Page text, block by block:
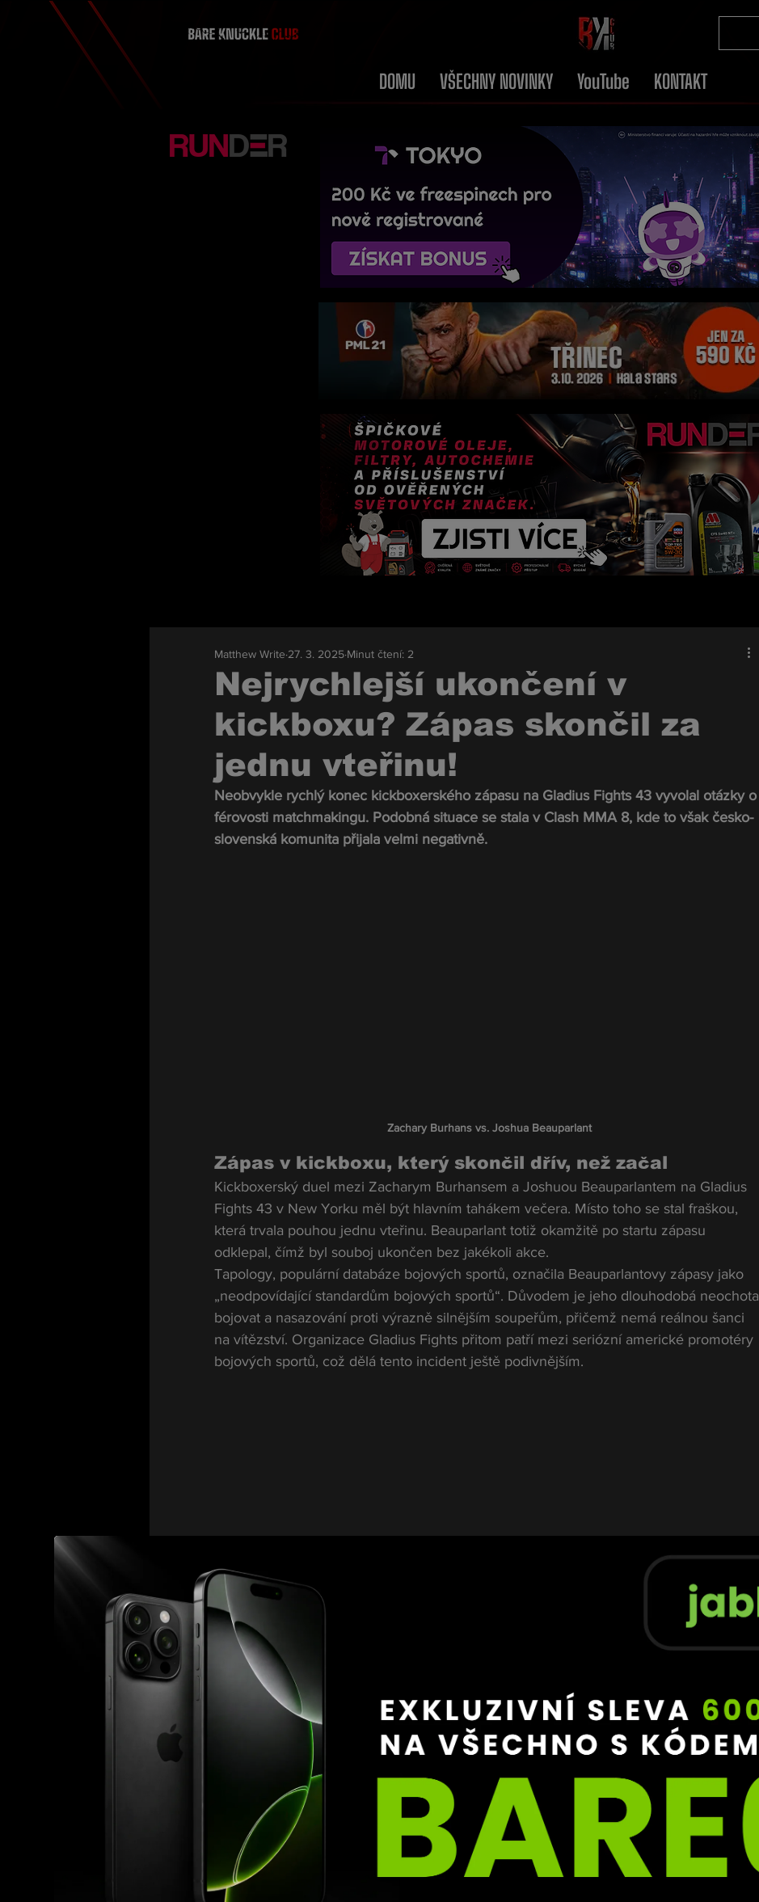
DOMU VŠECHNY NOVINKY YouTube KONTAKT
Nejrychlejší ukončení v
kickboxu? Zápas skončil za
jednu vteřinu!
Matthew Write 27. 3. 2025 Minut čtení: 2
Neobvykle rychlý konec kickboxerského zápasu na Gladius Fights 43 vyvolal otázky o
férovosti matchmakingu. Podobná situace se stala v Clash MMA 8, kde to však česko-
slovenská komunita přijala velmi negativně.
Zachary Burhans vs. Joshua Beauparlant
Zápas v kickboxu, který skončil dřív, než začal
Kickboxerský duel mezi Zacharym Burhansem a Joshuou Beauparlantem na Gladius
Fights 43 v New Yorku měl být hlavním tahákem večera. Místo toho se stal fraškou,
která trvala pouhou jednu vteřinu. Beauparlant totiž okamžitě po startu zápasu
odklepal, čímž byl souboj ukončen bez jakékoli akce.
Tapology, populární databáze bojových sportů, označila Beauparlantovy zápasy jako
„neodpovídající standardům bojových sportů“. Důvodem je jeho dlouhodobá neochota
bojovat a nasazování proti výrazně silnějším soupeřům, přičemž nemá reálnou šanci
na vítězství. Organizace Gladius Fights přitom patří mezi seriózní americké promotéry
bojových sportů, což dělá tento incident ještě podivnějším.
Podobná situace na Clash MMA 8
Tento případ pro CZ SK fanoušky silně připomíná situaci z Clash MMA 8, kde se proti
sobě postavili Tadeáš Veselý a Miroslav „Fayne“ Loner v zápase pod MMA pravidly. I
zde zápas skončil extrv první vteřině odklepáním Veselého a tímto krokem vzbudil
obrovské negativní reakce. Diváci očekávali, že Veselý dostane tvrdou lekci, ale místo
toho viděli výsledek, který působil přinejmenším podezřele.
Clash MMA je bizarní česká organizace zaměřená na show a internetové osobnosti, a
proto u ní podobné situace nepřekvapují. U Gladius Fights, která má naopak pověst
seriózní bojové organizace, však podobné ukončení působí velmi neprofesionálně.